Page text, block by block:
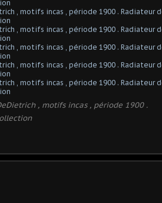
, motifs incas , période 1900 .